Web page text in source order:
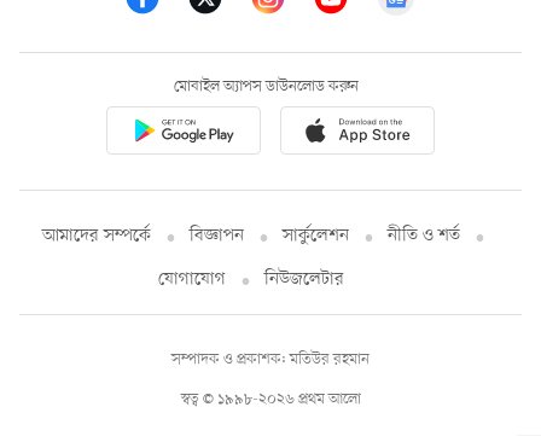
মোবাইল অ্যাপস ডাউনলোড করুন
আমাদের সম্পর্কে বিজ্ঞাপন সার্কুলেশন
নীতি ও শর্ত
যোগাযোগ
নিউজলেটার
স্বত্ব © ১৯৯৮-২০২৬ প্রথম আলো
সম্পাদক ও প্রকাশক: মতিউর রহমান